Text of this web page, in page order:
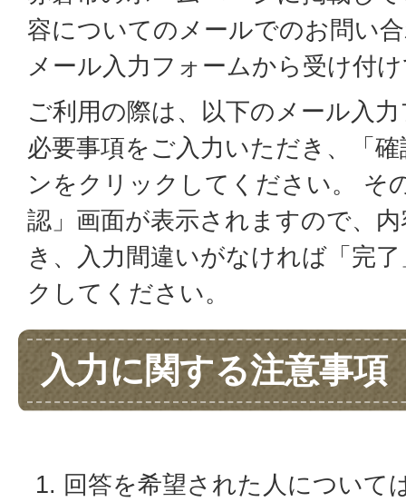
容についてのメールでのお問い
メール入力フォームから受け付
ご利用の際は、以下のメール入
必要事項をご入力いただき、「
ンをクリックしてください。 そ
認」画面が表示されますので、
き、入力間違いがなければ「完
クしてください。
入力に関する注意事項
回答を希望された人について